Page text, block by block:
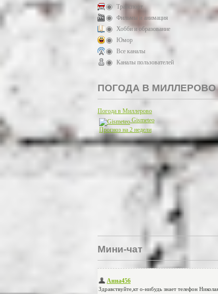
Транспорт
Фильмы и анимация
Хобби и образование
Юмор
Все каналы
Каналы пользователей
ПОГОДА В МИЛЛЕРОВО
Погода в Миллерово
Gismeteo
Прогноз на 2 недели
Мини-чат